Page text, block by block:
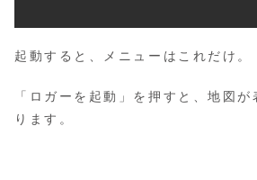
起動すると、メニューはこれだけ。
「ロガーを起動」を押すと、地図
ります。